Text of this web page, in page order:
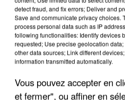
DE FAUNE SAUVAGE
detect fraud, and fix errors; Deliver and
Save and communicate privacy choices.
process personal data such as IP
following functionalities: Identify devices
requested; Use precise geolocation
other data sources; Link different
information transmitted automatically.
Vous pouvez accepter en
et fermer", ou affiner en